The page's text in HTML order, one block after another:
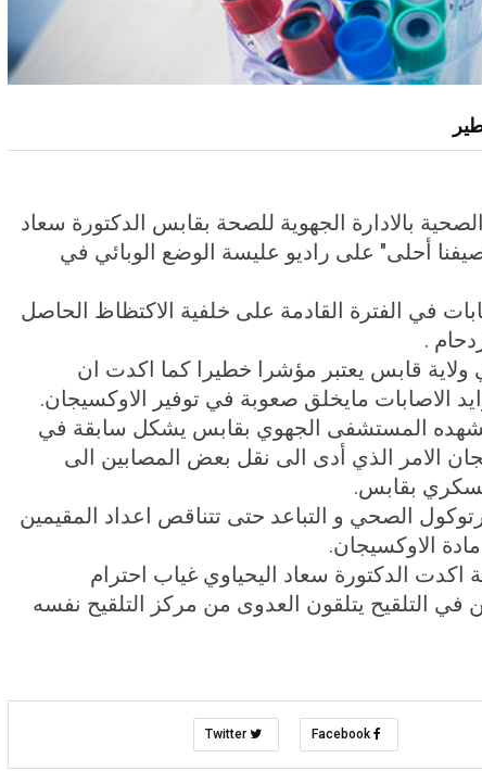
بالادارة الجهوية للصحة بقابس الدكتورة سعاد
أحلى" على راديو عليسة الوضع الوبائي في
في الفترة القادمة على خلفية الاكتظاظ الحاصل
.
قابس يعتبر مؤشرا خطيرا كما اكدت ان
الاصابات مايخلق صعوبة في توفير الاوكسيجان.
يشهده المستشفى الجهوي بقابس يشكل سابقة في
الامر الذي أدى الى نقل بعض المصابين الى
بقابس.
الصحي و التباعد حتى تتناقص اعداد المقيمين
الاوكسيجان.
الدكتورة سعاد اليحياوي غياب احترام
التلقيح يتلقون العدوى من مركز التلقيح نفسه